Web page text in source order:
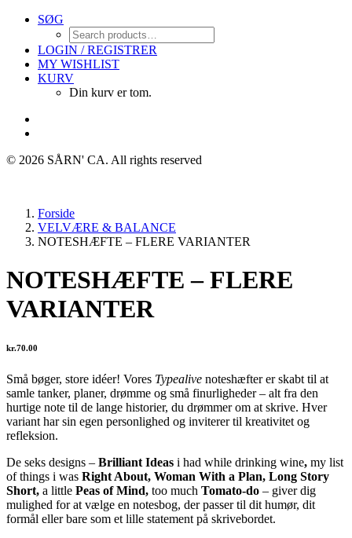
SØG
LOGIN / REGISTRER
MY WISHLIST
KURV
Din kurv er tom.
© 2026 SÅRN' CA. All rights reserved
Forside
VELVÆRE & BALANCE
NOTESHÆFTE – FLERE VARIANTER
NOTESHÆFTE – FLERE
VARIANTER
kr.70.00
Små bøger, store idéer! Vores Typealive noteshæfter er skabt til at
samle tanker, planer, drømme og små finurligheder – alt fra den
hurtige note til de lange historier, du drømmer om at skrive. Hver
variant har sin egen personlighed og inviterer til kreativitet og
refleksion.
De seks designs – Brilliant Ideas i had while drinking wine, my list
of things i was Right About, Woman With a Plan, Long Story
Short, a little Peas of Mind, too much Tomato-do – giver dig
mulighed for at vælge en notesbog, der passer til dit humør, dit
formål eller bare som et lille statement på skrivebordet.